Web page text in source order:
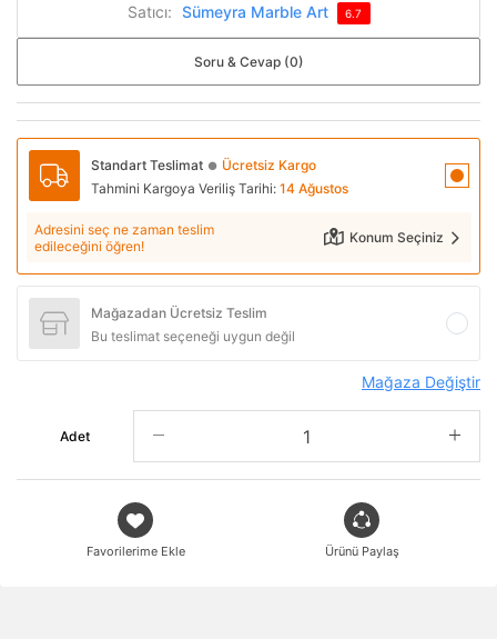
Satıcı: Sümeyra Marble Art 6.7
Soru & Cevap (0)
Standart Teslimat ● Ücretsiz Kargo
Tahmini Kargoya Veriliş Tarihi: 14 Ağustos
Adresini seç ne zaman teslim
edileceğini öğren!
Konum Seçiniz
Mağazadan Ücretsiz Teslim
Bu teslimat seçeneği uygun değil
Mağaza Değiştir
Adet
Favorilerime Ekle Ürünü Paylaş